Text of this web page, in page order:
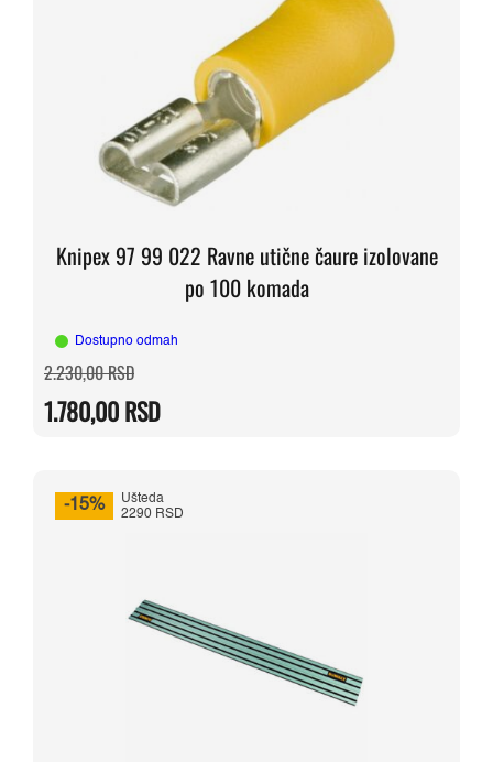
Knipex 97 99 022 Ravne utične čaure izolovane
po 100 komada
Dostupno odmah
2.230,00RSDOriginalna
cena
bila:
2.230,00 RSD.
1.780,00RSD
Trenutna
cena
1.780,00 RSD.
-15%
Ušteda
2290 RSD